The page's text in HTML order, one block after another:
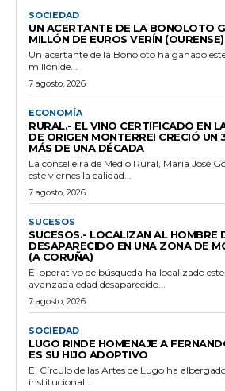
SOCIEDAD
UN ACERTANTE DE LA BONOLOTO
MILLÓN DE EUROS VERÍN (OURENSE)
Un acertante de la Bonoloto ha ganado
millón de...
7 agosto, 2026
ECONOMÍA
RURAL.- EL VINO CERTIFICADO EN
DE ORIGEN MONTERREI CRECIÓ UN
MÁS DE UNA DÉCADA
La conselleira de Medio Rural, María José
este viernes la calidad...
7 agosto, 2026
SUCESOS
SUCESOS.- LOCALIZAN AL HOMBRE
DESAPARECIDO EN UNA ZONA DE
(A CORUÑA)
El operativo de búsqueda ha localizado
avanzada edad desaparecido...
7 agosto, 2026
SOCIEDAD
LUGO RINDE HOMENAJE A
ES SU HIJO ADOPTIVO
El Círculo de las Artes de Lugo ha
institucional...